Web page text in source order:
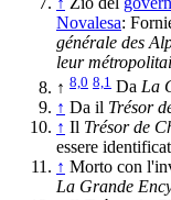
Novalesa:
générale des
leur
↑ 8,0 8,1 Da La
↑ Da il Trésor
↑ Il Trésor de
essere
↑ Morto con
La Grande